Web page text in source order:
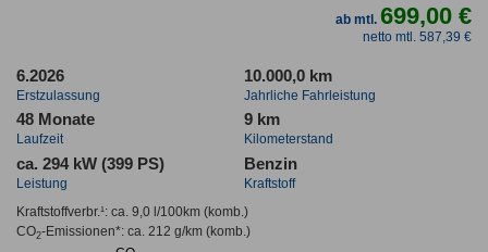
ab mtl.699,00 €
netto mtl. 587,39 €
6.2026
Erstzulassung
10.000,0 km
Jahrliche Fahrleistung
48 Monate
Laufzeit
9 km
Kilometerstand
ca. 294 kW (399 PS)
Leistung
Benzin
Kraftstoff
Kraftstoffverbr.¹: ca. 9,0 l/100km(komb.)
CO2-Emissionen*: ca. 212 g/km(komb.)